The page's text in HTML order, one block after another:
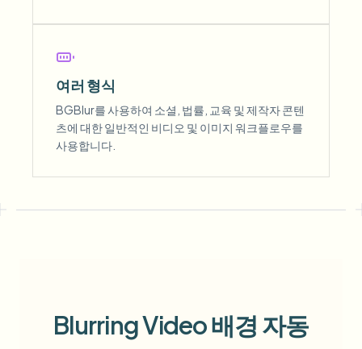
여러 형식
BGBlur를 사용하여 소셜, 법률, 교육 및 제작자 콘텐
츠에 대한 일반적인 비디오 및 이미지 워크플로우를
사용합니다.
Blurring Video 배경 자동